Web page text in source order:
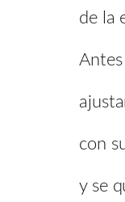
de la
Antes
con
y se